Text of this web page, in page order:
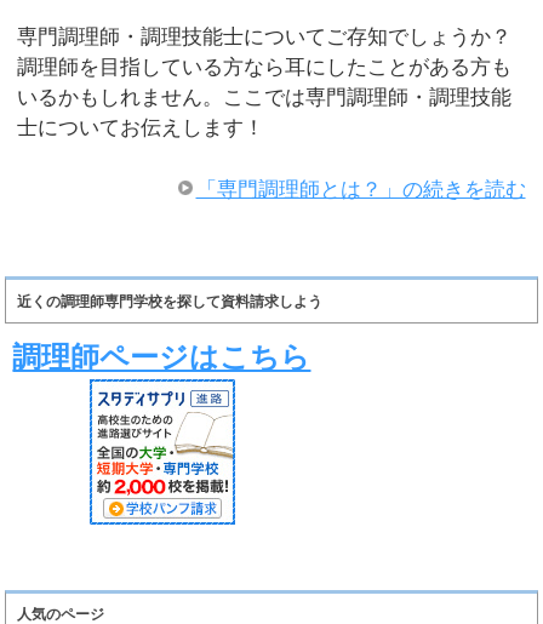
専門調理師・調理技能士についてご存知でしょうか？
調理師を目指している方なら耳にしたことがある方も
いるかもしれません。ここでは専門調理師・調理技能
士についてお伝えします！
「専門調理師とは？」の続きを読む
近くの調理師専門学校を探して資料請求しよう
調理師ページはこちら
人気のページ